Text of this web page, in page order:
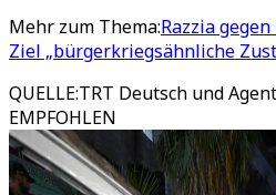
Mehr zum Thema:Razzia
Ziel „bürgerkriegsähnliche
QUELLE:TRT Deutsch und
EMPFOHLEN